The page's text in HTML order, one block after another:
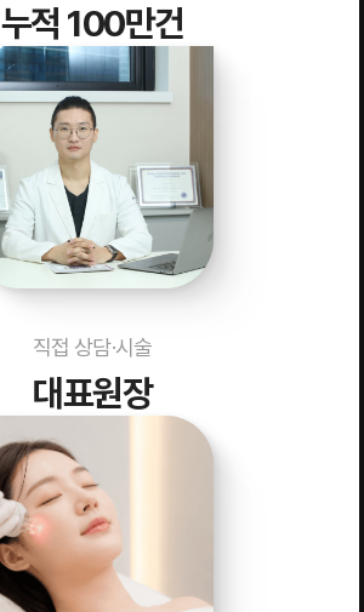
누적 100만건
직접 상담·시술
대표원장